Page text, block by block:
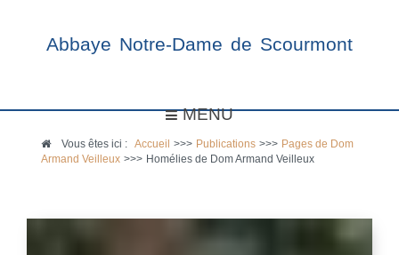
Abbaye Notre-Dame de Scourmont
MENU
Vous êtes ici :Accueil >>> Publications >>> Pages de Dom
Armand Veilleux >>> Homélies de Dom Armand Veilleux